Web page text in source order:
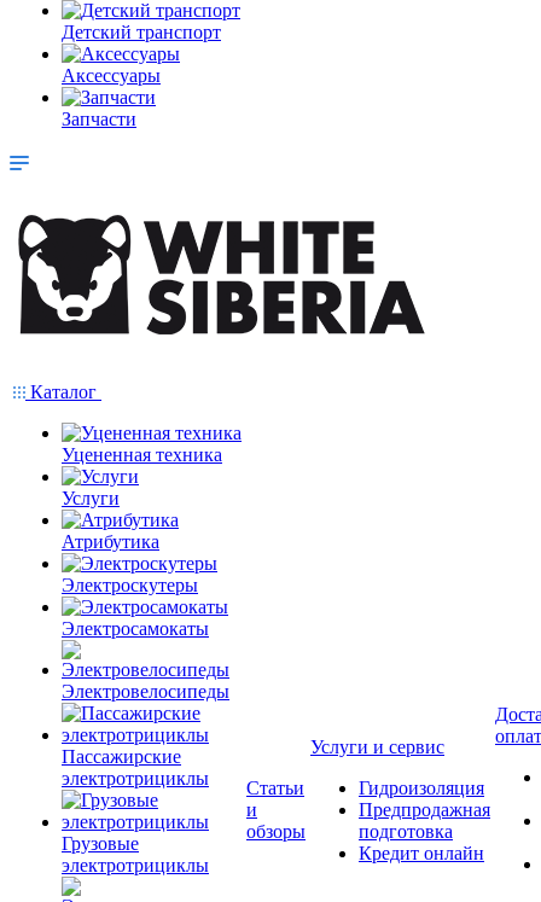
Детский транспорт
Аксессуары
Запчасти
Каталог
Уцененная техника
Услуги
Атрибутика
Электроскутеры
Электросамокаты
Электровелосипеды
Пассажирские
электротрициклы
Грузовые
электротрициклы
Статьи
и
обзоры
Услуги и сервис
Гидроизоляция
Предпродажная
подготовка
Кредит онлайн